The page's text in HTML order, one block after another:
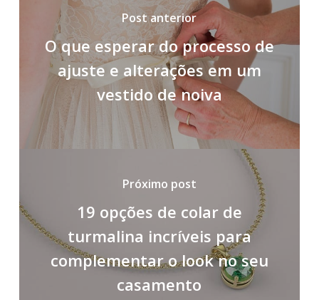
Post anterior
O que esperar do processo de
ajuste e alterações em um
vestido de noiva
Próximo post
19 opções de colar de
turmalina incríveis para
complementar o look no seu
casamento